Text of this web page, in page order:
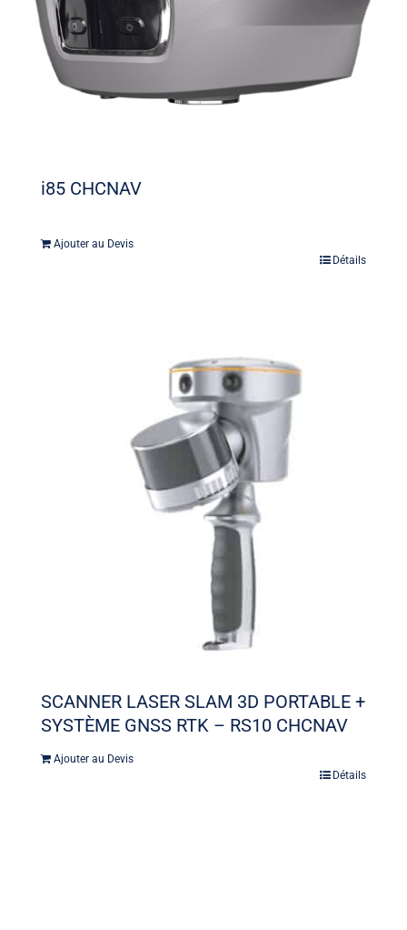
i85 CHCNAV
Ajouter au Devis
Détails
SCANNER LASER SLAM 3D PORTABLE +
SYSTÈME GNSS RTK – RS10 CHCNAV
Ajouter au Devis
Détails